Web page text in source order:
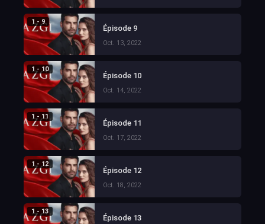
1 - 9
Épisode 9
Oct. 13, 2022
1 - 10
Épisode 10
Oct. 14, 2022
1 - 11
Épisode 11
Oct. 17, 2022
1 - 12
Épisode 12
Oct. 18, 2022
1 - 13
Épisode 13